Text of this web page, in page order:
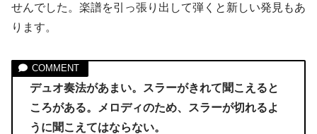
せんでした。楽譜を引っ張り出して弾くと新しい発見もあ
ります。
デュオ奏法があまい。スラーがきれて聞こえると
ころがある。メロディのため、スラーが切れるよ
うに聞こえてはならない。